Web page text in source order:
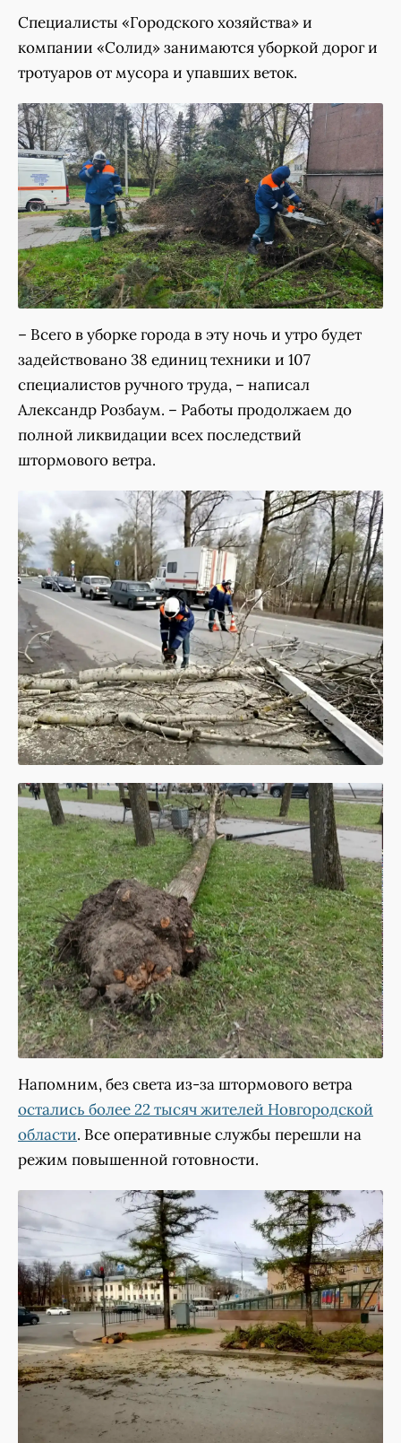
Специалисты «Городского хозяйства» и
компании «Солид» занимаются уборкой дорог и
тротуаров от мусора и упавших веток.
– Всего в уборке города в эту ночь и утро будет
задействовано 38 единиц техники и 107
специалистов ручного труда, – написал
Александр Розбаум. – Работы продолжаем до
полной ликвидации всех последствий
штормового ветра.
Напомним, без света из-за штормового ветра
остались более 22 тысяч жителей Новгородской
области. Все оперативные службы перешли на
режим повышенной готовности.